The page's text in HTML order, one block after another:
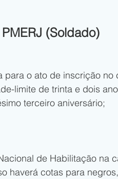
(Soldado)
para o ato de inscrição
limite de trinta e dois
terceiro aniversário;
de Habilitação na
haverá cotas para